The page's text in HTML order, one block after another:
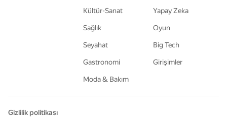
Kültür-Sanat
Sağlık
Seyahat
Gastronomi
Moda & Bakım
Yapay Zeka
Oyun
Big Tech
Girişimler
Gizlilik politikası